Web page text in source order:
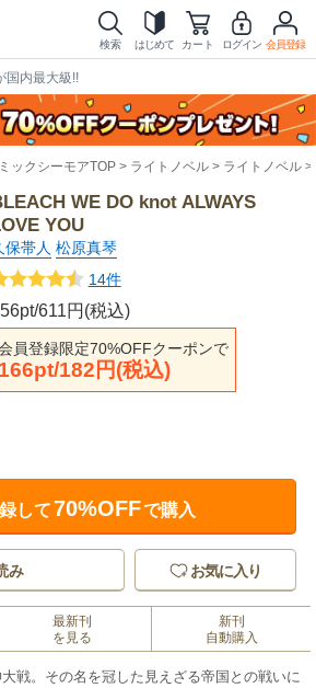
検索 はじめて カート ログイン 会員登録
国内最大級!!
ックシーモアTOP ライトノベル ライトノベル
WE DO knot ALWAYS
YOU
保帯人 松原真琴
14件
611円(税込)
員登録限定70%OFFクーポンで
166pt/182円(税込)
して70%OFFで購入
み お気に入り
最新刊
を見る
新刊
自動購入
大戦。その名を冠した見えざる帝国との戦いに